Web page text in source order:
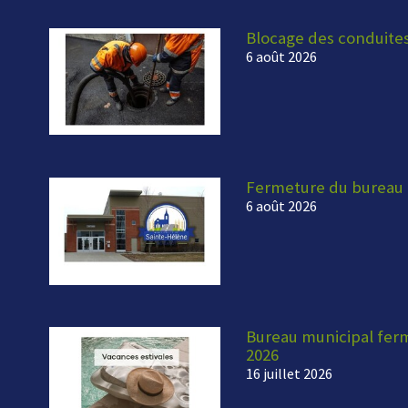
Blocage des
6 août 2026
Fermeture du
6 août 2026
Bureau municipal
2026
16 juillet 2026